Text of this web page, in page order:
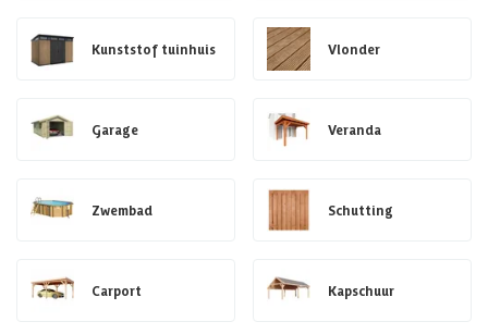
Kunststof tuinhuis Vlonder
Garage Veranda
Zwembad Schutting
Carport Kapschuur